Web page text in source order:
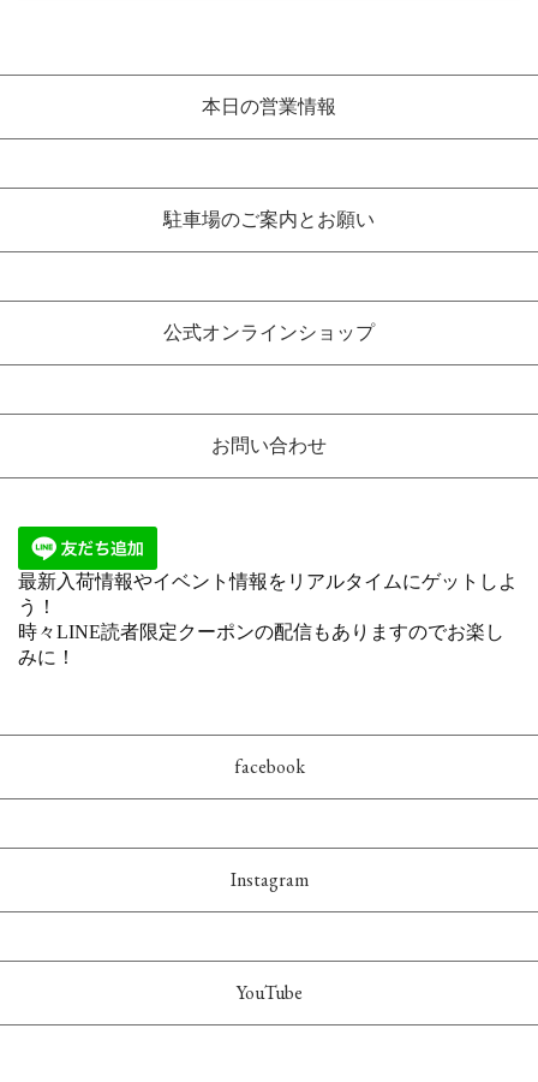
本日の営業情報
駐車場のご案内とお願い
公式オンラインショップ
お問い合わせ
facebook
Instagram
YouTube